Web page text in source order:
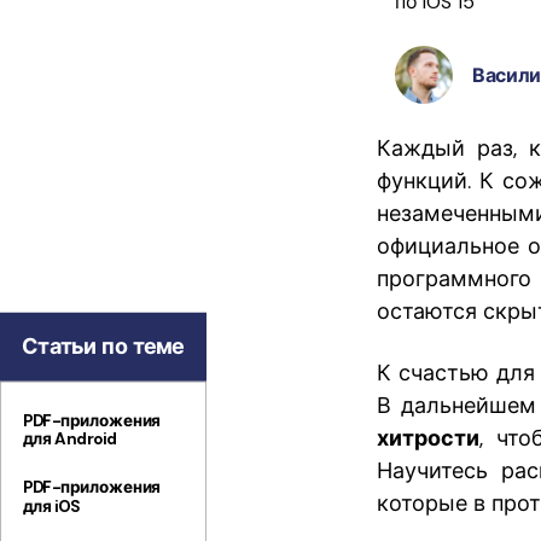
Статьи по теме
PDF-приложения
для Android
PDF-приложения
для iOS
Каждый раз,
функций. К
официальное
программного
остаются
К счастью для
В
хитрости,
Научитесь
которые в